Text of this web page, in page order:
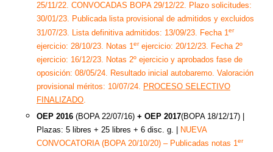
25/11/22. CONVOCADAS BOPA 29/12/22. Plazo solicitudes:
30/01/23. Publicada lista provisional de admitidos y excluidos
31/07/23. Lista definitiva admitidos: 13/09/23. Fecha 1 er
ejercicio: 28/10/23. Notas 1erejercicio: 20/12/23. Fecha 2º
ejercicio: 16/12/23. Notas 2º ejercicio y aprobados fase de
oposición: 08/05/24. Resultado inicial autobaremo. Valoración
provisional méritos: 10/07/24. PROCESO SELECTIVO
FINALIZADO.
OEP 2016 (BOPA 22/07/16) + OEP 2017(BOPA 18/12/17)
Plazas: 5 libres + 25 libres + 6 disc. g. |
NUEVA
CONVOCATORIA (BOPA 20/10/20) – Publicadas notas 1er